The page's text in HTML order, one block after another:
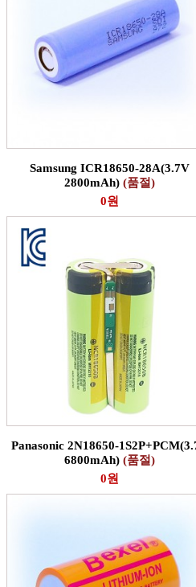
Samsung ICR18650-28A(3.7V
2800mAh) (품절)
0원
Panasonic 2N18650-
6800mAh) (품절)
0원